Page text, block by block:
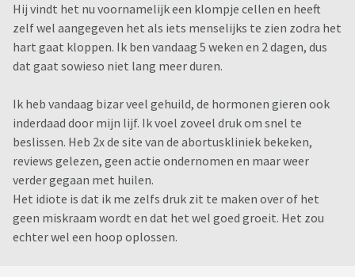
Hij vindt het nu voornamelijk een klompje cellen en heeft
zelf wel aangegeven het als iets menselijks te zien zodra het
hart gaat kloppen. Ik ben vandaag 5 weken en 2 dagen, dus
dat gaat sowieso niet lang meer duren.
Ik heb vandaag bizar veel gehuild, de hormonen gieren ook
inderdaad door mijn lijf. Ik voel zoveel druk om snel te
beslissen. Heb 2x de site van de abortuskliniek bekeken,
reviews gelezen, geen actie ondernomen en maar weer
verder gegaan met huilen.
Het idiote is dat ik me zelfs druk zit te maken over of het
geen miskraam wordt en dat het wel goed groeit. Het zou
echter wel een hoop oplossen.